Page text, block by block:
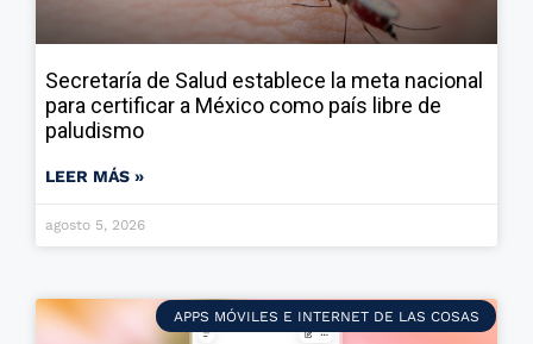
Secretaría de Salud establece la meta nacional
para certificar a México como país libre de
paludismo
LEER MÁS »
agosto 5, 2026
APPS MÓVILES E INTERNET DE LAS COSAS